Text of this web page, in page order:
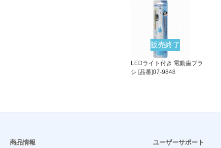
販売終了
LEDライト付き 電動歯ブラ
シ [品番]07-9848
商品情報 ユーザーサポート